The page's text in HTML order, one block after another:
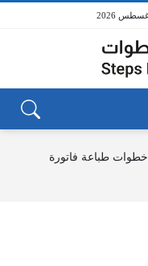
خطوات طباعة فاتورة